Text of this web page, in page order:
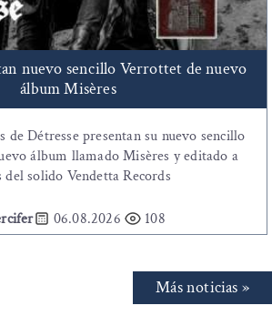
nuevo sencillo Verrottet de nuevo
álbum Misères
de Détresse presentan su nuevo sencillo
álbum llamado Misères y editado a
del solido Vendetta Records
06.08.2026 108
Más noticias »